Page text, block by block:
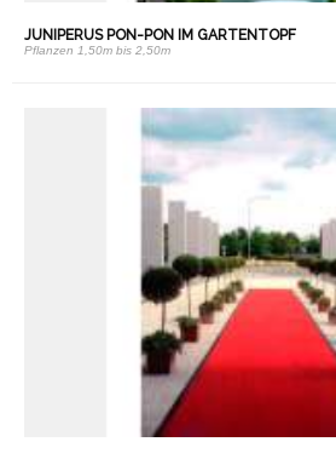
JUNIPERUS PON-PON IM GARTENTOPF
Pflanzen 1,50m bis 2,50m